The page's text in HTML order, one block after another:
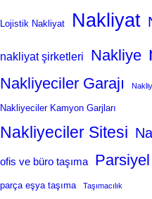
Lojistik Nakliyat Nakliyat
nakliyat şirketleri Nakliye
Nakliyeciler Garajı
Nakliyeciler Kamyon Garjları
Nakliyeciler Sitesi
ofis ve büro taşıma Parsiyel
parça eşya taşıma Taşımacılık